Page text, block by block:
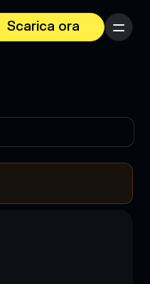
Scarica ora
Menu